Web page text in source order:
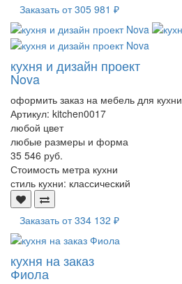
Заказать от305 981 ₽
кухня и дизайн проект
Nova
оформить заказ на мебель для кухни
Артикул: kitchen0017
любой цвет
любые размеры и форма
35 546 руб.
Стоимость метра кухни
стиль кухни: классический
Заказать от334 132 ₽
кухня на заказ
Фиола